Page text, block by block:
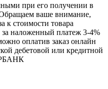
при его получении в
ваше внимание,
к стоимости товара
за наложенный платеж 3-4%
оплатив заказ онлайн
дебетовой или кредитной